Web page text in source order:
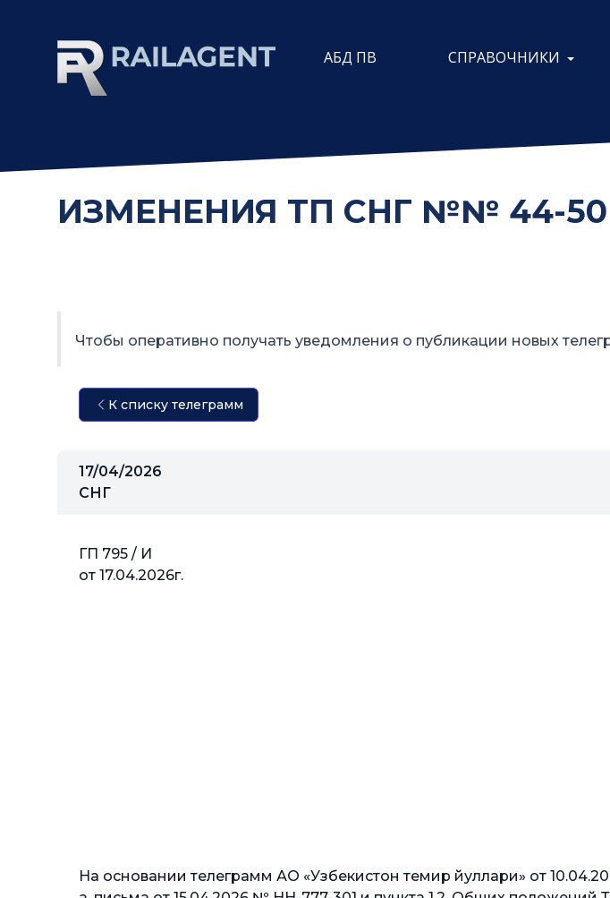
АБД ПВ СПРАВОЧНИКИ
ИЗМЕНЕНИЯ ТП СНГ №№ 44-50
Чтобы оперативно получать уведомления о публикации новых
К списку телеграмм
17/04/2026
СНГ
ГП 795 / И
от 17.04.2026г.
Железнодорожным
(Железным
Тарифного
АЗ, АРМ, БЧ, ГР,
РЖД, ТДЖ, ТРК,
Министерство
Российской
ЦФТО ОАО
На основании телеграмм АО «Узбекистон темир йуллари» от